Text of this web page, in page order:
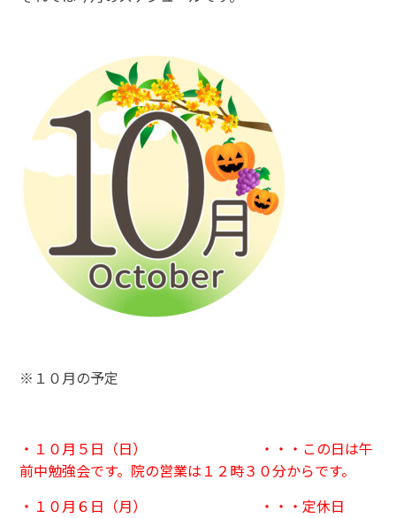
※１０月の予定
・１０月５日（日） ・・・この日は午
前中勉強会です。院の営業は１２時３０分からです。
・１０月６日（月） ・・・定休日